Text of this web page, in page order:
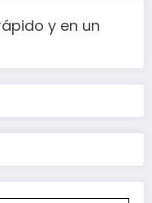
y en un